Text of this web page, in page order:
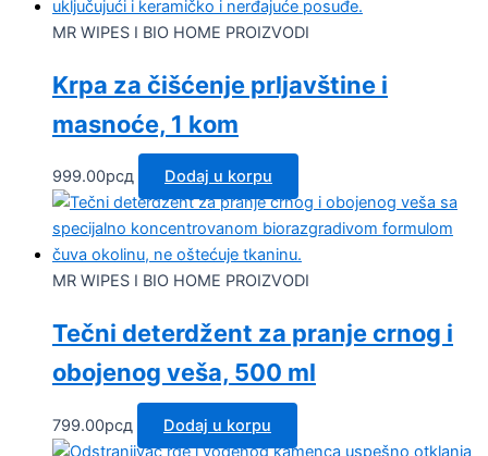
MR WIPES I BIO HOME PROIZVODI
Krpa za čišćenje prljavštine i
masnoće, 1 kom
999.00рсд Dodaj u korpu
MR WIPES I BIO HOME PROIZVODI
Tečni deterdžent za pranje crnog i
obojenog veša, 500 ml
799.00рсд Dodaj u korpu